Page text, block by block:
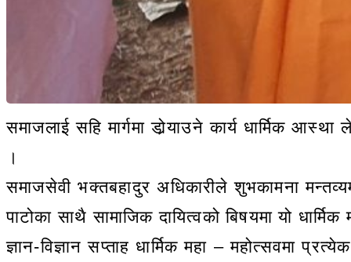
समाजलाई सहि मार्गमा डोर्‍याउने कार्य धार्मिक
।
समाजसेवी भक्तबहादुर अधिकारीले शुभकामना
पाटोका साथै सामाजिक दायित्वको बिषयमा यो
ज्ञान-विज्ञान सप्ताह धार्मिक महा – महोत्सवमा